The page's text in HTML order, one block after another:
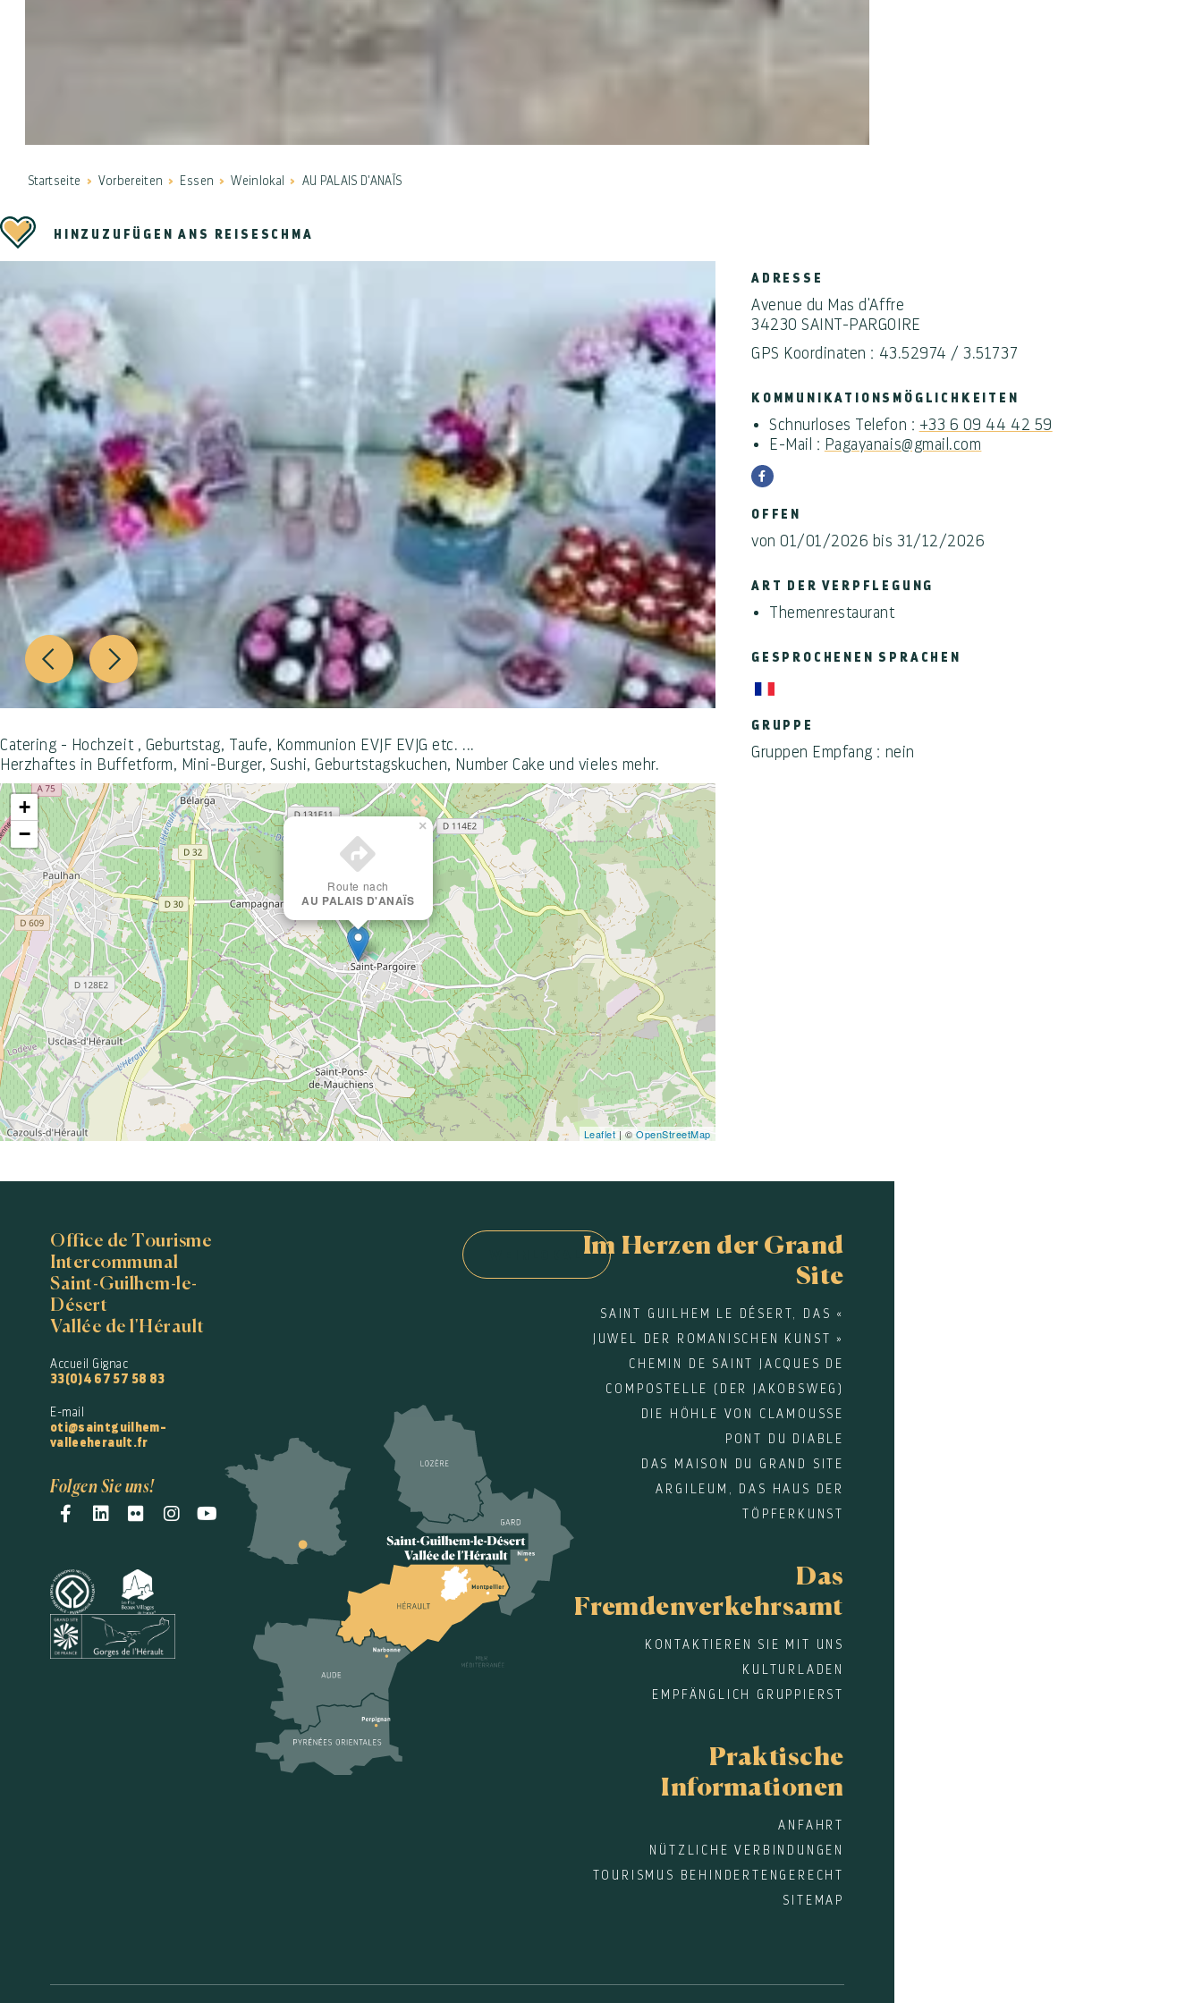
Startseite Vorbereiten Essen Weinlokal AU PALAIS D'ANAÏS
HINZUZUFÜGEN ANS REISESCHMA
Catering - Hochzeit , Geburtstag, Taufe, Kommunion EVJF EVJG etc. ...
Herzhaftes in Buffetform, Mini-Burger, Sushi, Geburtstagskuchen, Number Cake und vieles mehr.
Route nach
AU PALAIS D'ANAÏS
×
+
−
Leaflet | ©OpenStreetMap
ADRESSE
Avenue du Mas d'Affre
34230 SAINT-PARGOIRE
GPS Koordinaten : 43.52974 / 3.51737
KOMMUNIKATIONSMÖGLICHKEITEN
Schnurloses Telefon : +33 6 09 44 42 59
E-Mail : Pagayanais@gmail.com
OFFEN
von 01/01/2026 bis 31/12/2026
ART DER VERPFLEGUNG
Themenrestaurant
GESPROCHENEN SPRACHEN
GRUPPE
Gruppen Empfang : nein
Office de Tourisme
Intercommunal
Saint-Guilhem-le-
Désert
Vallée de l'Hérault
Accueil Gignac
33(0)4 67 57 58 83
E-mail
oti@saintguilhem-
valleeherault.fr
Folgen Sie uns!
Im Herzen der Grand
Site
SAINT GUILHEM LE DÉSERT, DAS «
JUWEL DER ROMANISCHEN KUNST »
CHEMIN DE SAINT JACQUES DE
COMPOSTELLE (DER JAKOBSWEG)
DIE HÖHLE VON CLAMOUSSE
PONT DU DIABLE
DAS MAISON DU GRAND SITE
ARGILEUM, DAS HAUS DER
TÖPFERKUNST
Das
Fremdenverkehrsamt
KONTAKTIEREN SIE MIT UNS
KULTURLADEN
EMPFÄNGLICH GRUPPIERST
Praktische
Informationen
ANFAHRT
NÜTZLICHE VERBINDUNGEN
TOURISMUS BEHINDERTENGERECHT
SITEMAP